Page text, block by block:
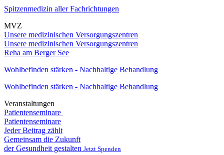
Spitzenmedizin aller Fachrichtungen
MVZ
Unsere medizinischen Versorgungszentren
Unsere medizinischen Versorgungszentren
Reha am Berger See
Wohlbefinden stärken - Nachhaltige Behandlung
Wohlbefinden stärken - Nachhaltige Behandlung
Veranstaltungen
Patientenseminare
Patientenseminare
Jeder Beitrag zählt
Gemeinsam die Zukunft
der Gesundheit gestalten Jetzt Spenden